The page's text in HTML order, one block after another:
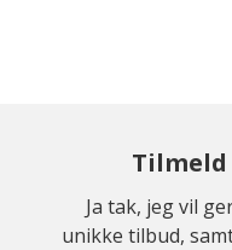
Tilmeld
Ja tak, jeg vil
unikke tilbud,